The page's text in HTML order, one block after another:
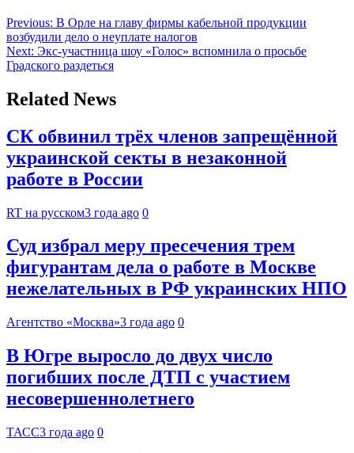
Previous: В Орле на главу фирмы кабельной продукции
возбудили дело о неуплате налогов
Next: Экс-участница шоу «Голос» вспомнила о просьбе
Градского раздеться
Related News
СК обвинил трёх членов запрещённой
украинской секты в незаконной
работе в России
RT на русском3 года ago 0
Суд избрал меру пресечения трем
фигурантам дела о работе в Москве
нежелательных в РФ украинских НПО
Агентство «Москва»3 года ago 0
В Югре выросло до двух число
погибших после ДТП с участием
несовершеннолетнего
ТАСС3 года ago 0